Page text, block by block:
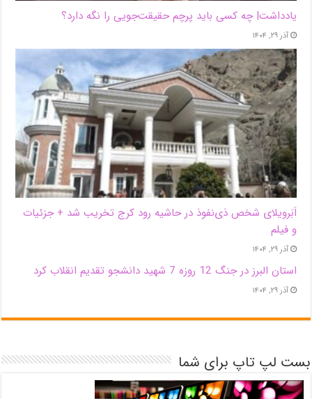
یادداشت| ‌چه کسی باید پرچم حقیقت‌جویی را نگه دارد؟
آذر ۲۹, ۱۴۰۴
اَبَر‌ویلای شخص ذی‌نفوذ در حاشیه‌ رود کرج تخریب شد + جزئیات
و فیلم
آذر ۲۹, ۱۴۰۴
استان البرز در جنگ 12 روزه 7 شهید دانشجو تقدیم انقلاب کرد
آذر ۲۹, ۱۴۰۴
بست لپ تاپ برای شما